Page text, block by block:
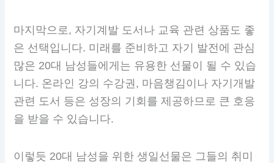
마지막으로, 자기계발 도서나 교육 관련 상품도 좋
은 선택입니다. 미래를 준비하고 자기 발전에 관심
많은 20대 남성들에게는 유용한 선물이 될 수 있습
니다. 온라인 강의 수강권, 마음챙김이나 자기개발
관련 도서 등은 성장의 기회를 제공하므로 큰 호응
을 받을 수 있습니다.
이렇듯 20대 남성을 위한 생일선물은 그들의 취미